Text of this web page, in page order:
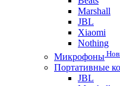
Marshall
JBL
Xiaomi
Nothing
Микрофоны
Портативные
JBL